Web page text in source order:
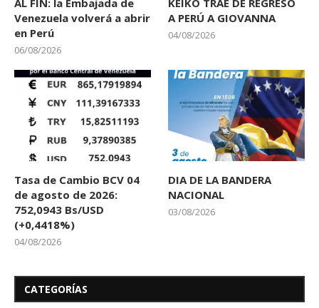
AL FIN: la Embajada de
Venezuela volverá a abrir
en Perú
06/08/2026
KEIKO TRAE DE REGRESO
A PERÚ A GIOVANNA
04/08/2026
Tasa de Cambio BCV 04
de agosto de 2026:
752,0943 Bs/USD
(+0,4418%)
04/08/2026
DIA DE LA BANDERA
NACIONAL
03/08/2026
CATEGORÍAS